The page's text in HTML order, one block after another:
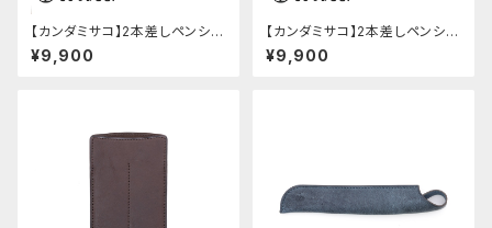
【カンダミサコ】2本差しペンシー
ス・ミネルバボックス (カスター
ニョ)
¥9,900
【カンダミサコ】2本差しペンシー
ス・ミネルバボックス (オリーバ)
¥9,900